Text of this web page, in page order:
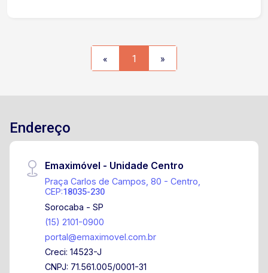
« 1 »
Endereço
Emaximóvel - Unidade Centro
Praça Carlos de Campos, 80 - Centro,
CEP:18035-230
Sorocaba - SP
(15) 2101-0900
portal@emaximovel.com.br
Creci: 14523-J
CNPJ: 71.561.005/0001-31